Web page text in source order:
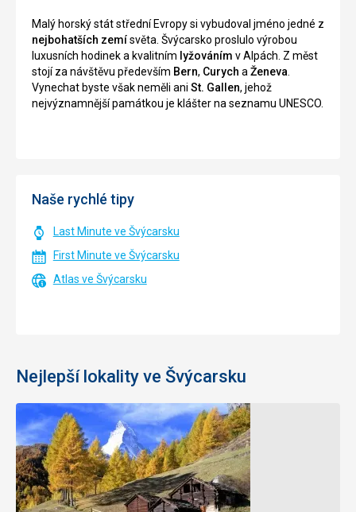
Malý horský stát střední Evropy si vybudoval jméno jedné z
nejbohatších zemísvěta. Švýcarsko proslulo výrobou
luxusních hodinek a kvalitním lyžováním v Alpách. Z měst
stojí za návštěvu především Bern, Curych a Ženeva
Vynechat byste však neměli ani St. Gallen, jehož
nejvýznamnější památkou je klášter na seznamu UNESCO.
Naše rychlé tipy
Last Minute ve Švýcarsku
First Minute ve Švýcarsku
Atlas ve Švýcarsku
Nejlepší lokality ve Švýcarsku
Ženeva
Město s
muzei,
Bern
Hlavní
město s